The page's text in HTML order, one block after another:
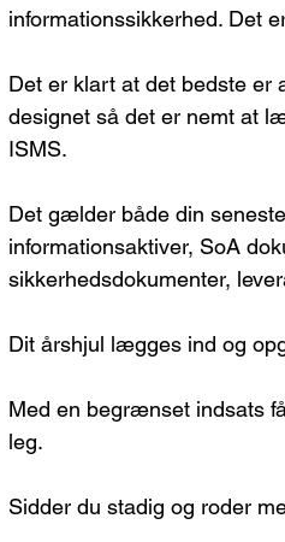
informationssikkerhed. Det
Det er klart at det bedste er
designet så det er nemt at
ISMS.
Det gælder både din
informationsaktiver, SoA
sikkerhedsdokumenter,
Dit årshjul lægges ind og
Med en begrænset indsats
leg.
Sidder du stadig og roder